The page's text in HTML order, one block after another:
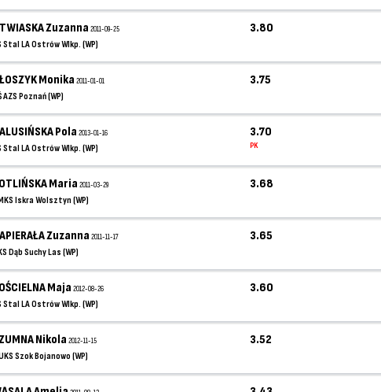
Zuzanna2011-09-25
Stal LA Ostrów Wlkp. (WP)
3.80
Monika2011-01-01
AZS Poznań (WP)
3.75
Pola2013-01-16
Stal LA Ostrów Wlkp. (WP)
3.70
PK
Maria2011-03-29
Iskra Wolsztyn (WP)
3.68
Zuzanna2011-11-17
Dąb Suchy Las (WP)
3.65
Maja2012-08-26
Stal LA Ostrów Wlkp. (WP)
3.60
Nikola2012-11-15
Szok Bojanowo (WP)
3.52